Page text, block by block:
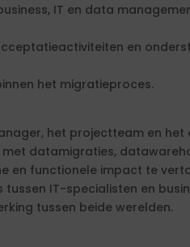
IT en data
en
het migratieproces.
het projectteam en het
datamigraties,
en functionele impact te
IT-specialisten en
tussen beide werelden.